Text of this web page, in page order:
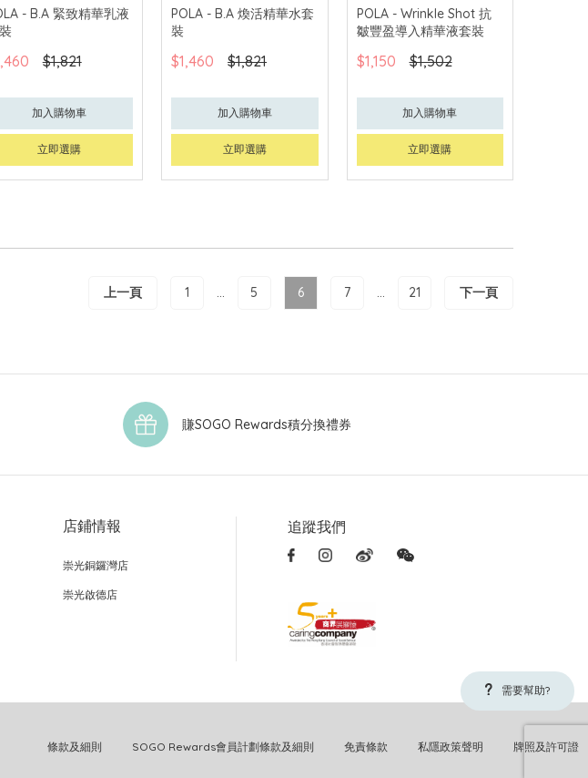
購店取
國內地配送
- B.A 緊致精華乳液
$1,821
加入購物車
立即選購
網購店取
可中國內地配送
POLA - B.A 煥活精華水套
裝
$1,460 $1,821
加入購物車
立即選購
網購店取
可中國內地配送
POLA - Wrinkle Shot 抗
皺豐盈導入精華液套裝
$1,150 $1,502
加入購物車
立即選購
上一頁 1 ... 5 6 7 ... 21 下一頁
需要幫助?
賺SOGO Rewards積分換禮券
店鋪情報
崇光銅鑼灣店
崇光啟德店
追蹤我們
條款及細則 SOGO Rewards會員計劃條款及細則 免責條款 私隱政策聲明 牌照及許可證